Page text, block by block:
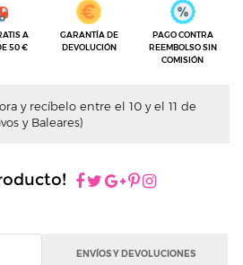
A
50 €
GARANTÍA DE
DEVOLUCIÓN
PAGO CONTRA
REEMBOLSO SIN
COMISIÓN
y recíbelo entre el 10 y el 11 de
y Baleares)
ENVÍOS Y DEVOLUCIONES